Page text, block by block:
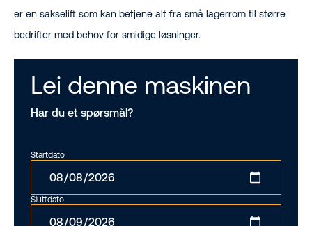
er en sakselift som kan betjene alt fra små lagerrom til større
bedrifter med behov for smidige løsninger.
Lei denne maskinen
Har du et spørsmål?
Startdato
Sluttdato